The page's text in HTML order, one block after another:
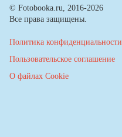
© Fotobooka.ru, 2016-2026
Все права защищены.
Политика конфиденциальности
Пользовательское соглашение
О файлах Cookie